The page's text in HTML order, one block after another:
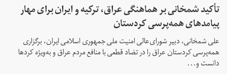
تأکید شمخانی بر هماهنگی عراق، ترکیه و ایران برای مهار
پیامدهای همه‌پرسی کردستان
علی شمخانی، دبیر شورای‌عالی امنیت ملی جمهوری اسلامی ایران، برگزاری
همه‌پرسی کردستان عراق را در تضاد قطعی با منافع مردم عراق و به‌ویژه کردها
دانست و...